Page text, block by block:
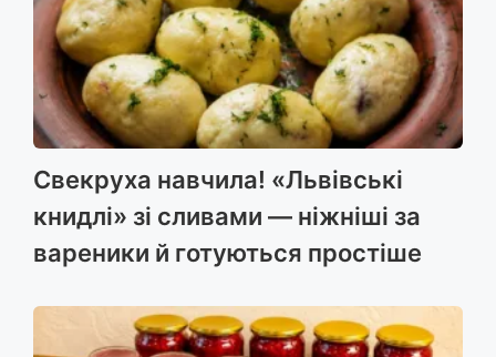
Свекруха навчила! «Львівські
книдлі» зі сливами — ніжніші за
вареники й готуються простіше